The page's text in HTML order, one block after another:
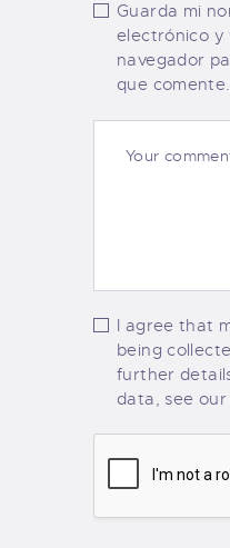
Guarda mi
electrónico y
navegador
que comente.
I agree that
being
further
data, see our